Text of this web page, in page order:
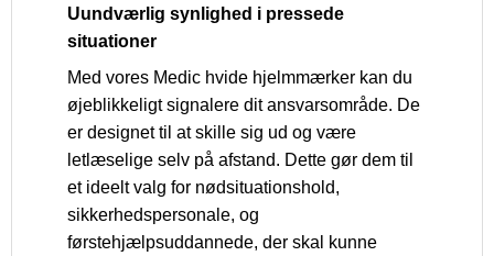
Uundværlig synlighed i pressede
situationer
Med vores Medic hvide hjelmmærker kan du
øjeblikkeligt signalere dit ansvarsområde. De
er designet til at skille sig ud og være
letlæselige selv på afstand. Dette gør dem til
et ideelt valg for nødsituationshold,
sikkerhedspersonale, og
førstehjælpsuddannede, der skal kunne